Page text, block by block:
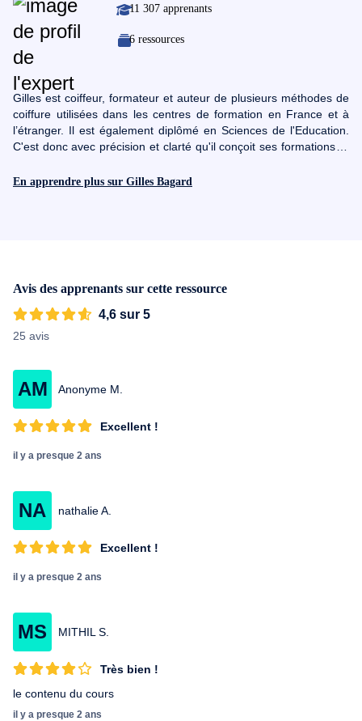
11 307 apprenants
6 ressources
Gilles est coiffeur, formateur et auteur de plusieurs méthodes de
coiffure utilisées dans les centres de formation en France et à
l’étranger. Il est également diplômé en Sciences de l'Education.
C'est donc avec précision et clarté qu'il conçoit ses formations et
compétences. Gilles Bagard est auteur de La coupe méthode
vos plus belles coiffures.
En apprendre plus sur Gilles Bagard
Avis des apprenants sur cette ressource
4,6 sur 5
25 avis
AM Anonyme M.
Excellent !
il y a presque 2 ans
NA nathalie A.
Excellent !
il y a presque 2 ans
MS MITHIL S.
Très bien !
le contenu du cours
il y a presque 2 ans